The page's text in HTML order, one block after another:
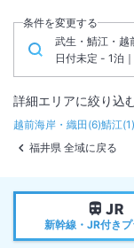
条件を変更する
武生・鯖江・越
日付未定 - 1泊
詳細エリアに絞り込
越前海岸・織田 (6)鯖江(1)
福井県 全域に戻る
新幹線・JR付き